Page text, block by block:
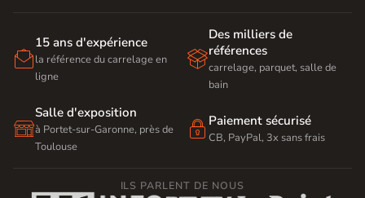

15 ans d'expérience
la référence du carrelage en
ligne

Des milliers de
références
carrelage, parquet, salle de
bain

Salle d'exposition
à Portet-sur-Garonne, près de
Toulouse
 Paiement sécurisé
CB, PayPal, 3x sans frais
ILS PARLENT DE NOUS